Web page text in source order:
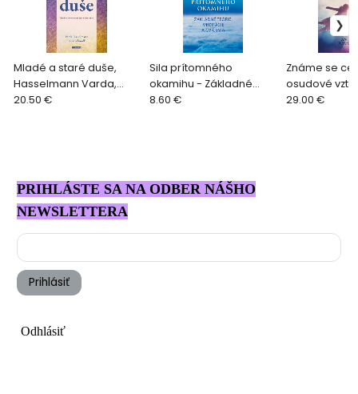
Mladé a staré duše,
Hasselmann Varda,
Schmolke Frank
20.50 €
Sila prítomného
okamihu - Základné
teórie, meditácie a
8.60 €
Známe se
osudové
Homolová
29.00 €
PRIHLÁSTE SA NA ODBER NÁŠHO
NEWSLETTERA
Prihlásiť
Odhlásiť